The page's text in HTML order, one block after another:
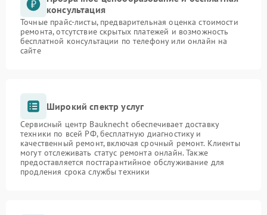
консультация
Точные прайс-листы, предварительная оценка стоимости
ремонта, отсутствие скрытых платежей и возможность
бесплатной консультации по телефону или онлайн на
сайте
Широкий спектр услуг
Сервисный центр Bauknecht обеспечивает доставку
техники по всей РФ, бесплатную диагностику и
качественный ремонт, включая срочный ремонт. Клиенты
могут отслеживать статус ремонта онлайн. Также
предоставляется постгарантийное обслуживание для
продления срока службы техники